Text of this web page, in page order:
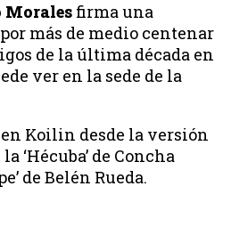
Morales firma una
más de medio centenar
de la última década en
ver en la sede de la
Koilin desde la versión
la ‘Hécuba’ de Concha
de Belén Rueda.